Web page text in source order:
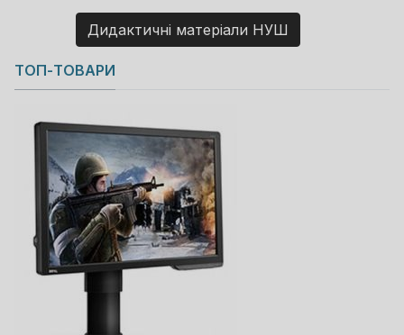
Дидактичні матеріали НУШ
Copyright MAXXmarketing GmbH
JoomShopping Download & Support
ТОП-ТОВАРИ